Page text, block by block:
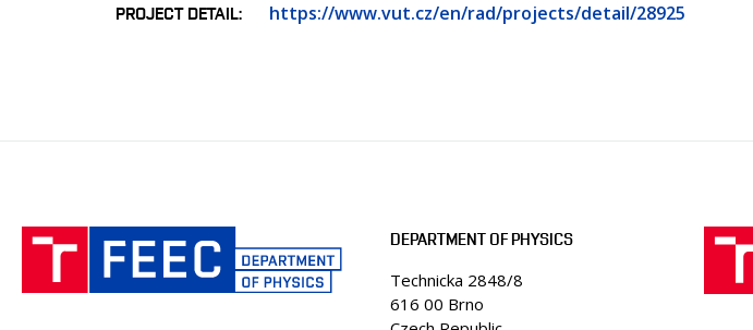
PROJECT DETAIL https://www.vut.cz/en/rad/projects/detail/28925
DEPARTMENT OF PHYSICS
Technicka 2848/8
616 00 Brno